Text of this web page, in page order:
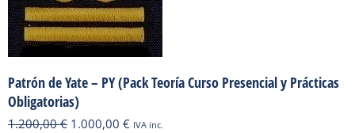
Patrón de Yate – PY (Pack Teoría Curso Presencial y Prácticas
Obligatorias)
1.200,00€ El
1.000,00 €ElIVA inc.